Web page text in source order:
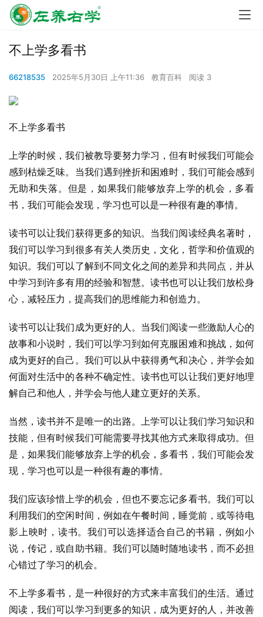
不上学多看书
66218535 2025年5月30日 上午11:36 教育百科 阅读 3
不上学多看书
上学的时候，我们被教导要努力学习，但有时候我们可能会
感到枯燥乏味。当我们遇到挫折和困难时，我们可能会感到
无助和失落。但是，如果我们能够放弃上学的机会，多看
书，我们可能会发现，学习也可以是一种很有趣的事情。
读书可以让我们获得更多的知识。当我们阅读经典名著时，
我们可以学习到很多有关人类历史，文化，哲学和价值观的
知识。我们可以了解到不同文化之间的差异和共同点，并从
中学习到许多有用的经验和智慧。读书也可以让我们放松身
心，减轻压力，提高我们的思维能力和创造力。
读书可以让我们成为更好的人。当我们阅读一些激励人心的
故事和小说时，我们可以学习到如何克服困难和挑战，如何
成为更好的自己。我们可以从中获得勇气和决心，并学会如
何面对生活中的各种不确定性。读书也可以让我们更好地理
解自己和他人，并学会与他人建立更好的关系。
当然，读书并不是唯一的出路。上学可以让我们学习知识和
技能，但有时候我们可能需要寻找其他方式来取得成功。但
是，如果我们能够放弃上学的机会，多看书，我们可能会发
现，学习也可以是一种很有趣的事情。
我们应该珍惜上学的机会，但也不要忘记多看书。我们可以
利用我们的空闲时间，例如在午餐时间，睡觉前，或等待电
影上映时，读书。我们可以选择适合自己的书籍，例如小
说，传记，或自助书籍。我们可以随时随地读书，而不必担
心错过了学习的机会。
不上学多看书，是一种很好的方式来丰富我们的生活。通过
阅读，我们可以学习到更多的知识，成为更好的人，并改善